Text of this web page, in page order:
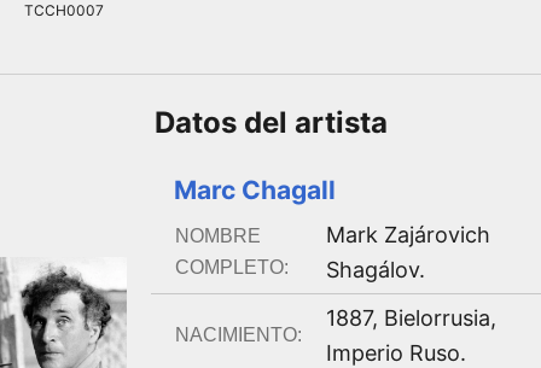
TCCH0007
Datos del artista
Marc Chagall
NOMBRE
COMPLETO:
Mark Zajárovich
Shagálov.
NACIMIENTO:
1887, Bielorrusia,
Imperio Ruso.